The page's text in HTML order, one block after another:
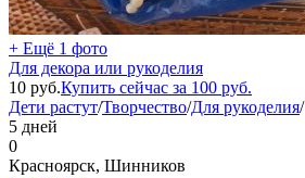
+ Ещё 1 фото
Для декора или рукоделия
10 руб.Купить сейчас за 100 руб.
Дети растут/Творчество/Для рукоделия/
5 дней
0
Красноярск, Шинников